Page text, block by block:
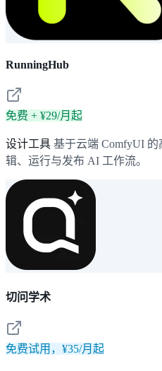
RunningHub
免费 + ¥29/月起
设计工具 基于云端 ComfyUI
辑、运行与发布 AI 工作流。
切问学术
免费试用，¥35/月起